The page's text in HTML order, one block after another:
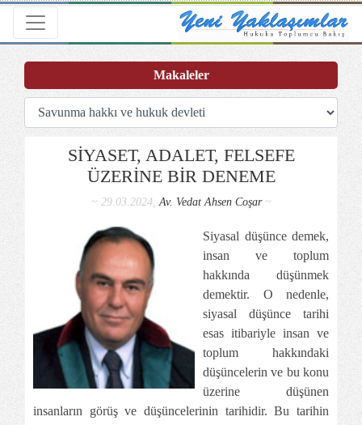
Toggle navigation
SİYASET, ADALET, FELSEFE
ÜZERİNE BİR DENEME
~ 29.03.2024,Av. Vedat Ahsen Coşar~
Siyasal düşünce demek,
insan ve toplum
hakkında düşünmek
demektir. O nedenle,
siyasal düşünce tarihi
esas itibariyle insan ve
toplum hakkındaki
düşüncelerin ve bu konu
üzerine düşünen
insanların görüş ve düşüncelerinin tarihidir. Bu tarihin
Makaleler